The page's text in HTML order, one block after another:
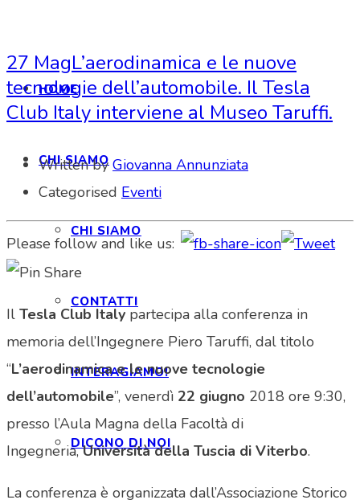
HOME
CHI SIAMO
CHI SIAMO
CONTATTI
INTERAGIAMO!
DICONO DI NOI
27 MagL’aerodinamica e le nuove
tecnologie dell’automobile. Il Tesla
Club Italy interviene al Museo Taruffi.
Written byGiovanna Annunziata
Categorised Eventi
Please follow and like us:
Il Tesla Club Italy partecipa alla conferenza in
memoria dell’Ingegnere Piero Taruffi, dal titolo
“L’aerodinamica e le nuove tecnologie
dell’automobile”, venerdì 22 giugno 2018 ore 9:30,
presso l’Aula Magna della Facoltà di
Ingegneria,Università della Tuscia di Viterbo.
La conferenza è organizzata dall’Associazione Storico